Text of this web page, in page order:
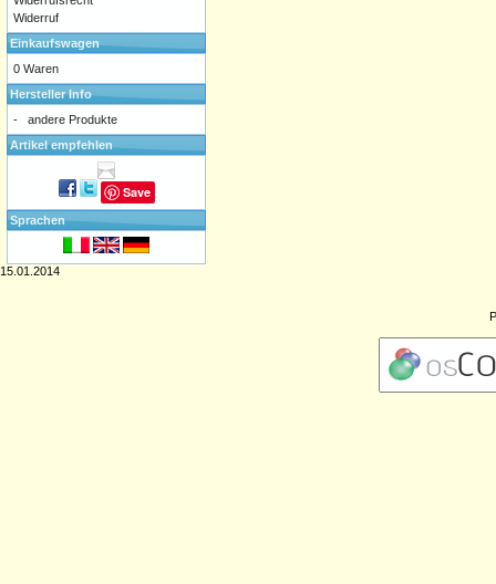
Widerruf
Einkaufswagen
0 Waren
Hersteller Info
-
andere Produkte
Artikel empfehlen
Save
Sprachen
15.01.2014